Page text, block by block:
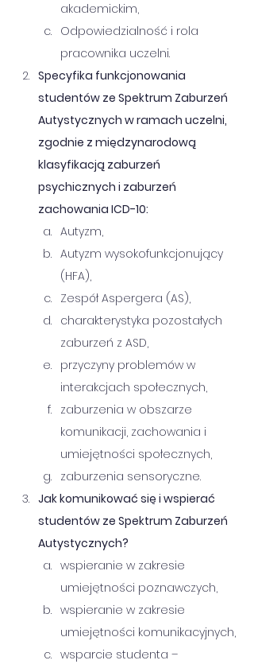
akademickim,
Odpowiedzialność i rola
pracownika uczelni.
Specyfika funkcjonowania
studentów ze Spektrum Zaburzeń
Autystycznych w ramach uczelni,
zgodnie z międzynarodową
klasyfikacją zaburzeń
psychicznych i zaburzeń
zachowania ICD-10:
Autyzm,
Autyzm wysokofunkcjonujący
(HFA),
Zespół Aspergera (AS),
charakterystyka pozostałych
zaburzeń z ASD,
przyczyny problemów w
interakcjach społecznych,
zaburzenia w obszarze
komunikacji, zachowania i
umiejętności społecznych,
zaburzenia sensoryczne.
Jak komunikować się i wspierać
studentów ze Spektrum Zaburzeń
Autystycznych?
wspieranie w zakresie
umiejętności poznawczych,
wspieranie w zakresie
umiejętności komunikacyjnych,
wsparcie studenta –